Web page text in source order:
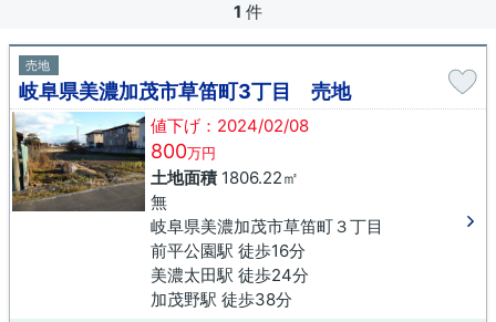
1 件
売地
岐阜県美濃加茂市草笛町3丁目 売地
値下げ：2024/02/08
800万円
土地面積1806.22㎡
無
岐阜県美濃加茂市草笛町３丁目
前平公園駅 徒歩16分
美濃太田駅 徒歩24分
加茂野駅 徒歩38分